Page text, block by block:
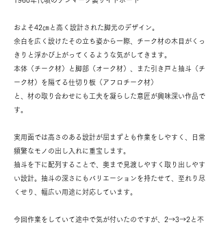
およそ42㎝と高く設計された脚元のデザイン。
余白を広く設けたその立ち姿から一際、チーク材の木目がくっ
きりと浮かび上がってくるような気がしてきます。
本体（チーク材）と脚部（オーク材）、また引き戸と抽斗（チ
ーク材）を隔てる仕切り板（アフロチーク材）
と、材の取り合わせにも工夫を凝らした意匠が興味深い作品で
す。
実用面では高さのある設計が屈まずとも作業をしやすく、日常
頻繁なモノの出し入れに重宝します。
抽斗を下に配列することで、奥まで見渡しやすく取り出しやす
い設計。抽斗の深さにもバリエーションを持たせて、至れり尽
くせり、幅広い用途に対応しています。
今回作業をしていて途中で気が付いたのですが、2→3→2と不